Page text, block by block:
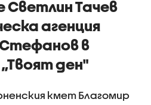
Светлин Тачев
агенция
Стефанов в
ден"
кмет Благомир